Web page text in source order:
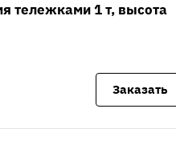
тележками 1 т, высота
Заказать